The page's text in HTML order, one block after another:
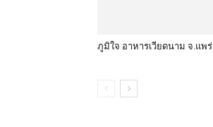
ภูมิใจ อาหารเวียดนาม จ.แพร่